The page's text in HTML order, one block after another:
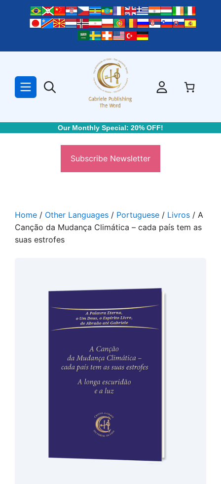
Our Monthly Special: 20% OFF!
Subscribe Newsletter
Home / Other Languages / Portuguese / Livros / A
Canção da Mudança Climática – cada país tem as
suas estrofes